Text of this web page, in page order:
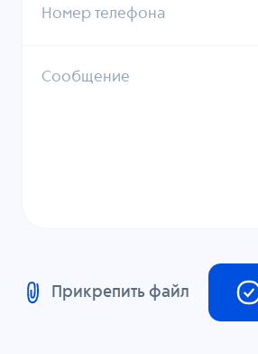
Номер телефона
Сообщение
Прикрепить файл